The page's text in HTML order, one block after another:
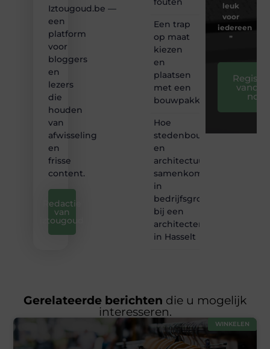
Iztougoud.be —
een
platform
voor
bloggers
en
lezers
die
houden
van
afwisseling
en
frisse
content.
Redactie
van
iztougoud
Een trap
op maat
kiezen
en
plaatsen
met een
bouwpakket
Hoe
stedenbouw
en
architectuur
samenkomen
in
bedrijfsgroei
bij een
architectenbureau
in Hasselt
leuk
voor
iedereen
❞
nog
Gerelateerde berichten die u mogelijk
interesseren.
WINKELEN